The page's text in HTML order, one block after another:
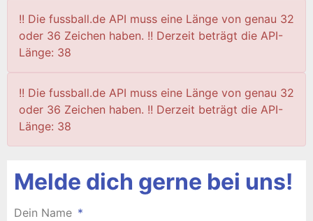
!! Die fussball.de API muss eine Länge von genau 32
oder 36 Zeichen haben. !! Derzeit beträgt die API-
Länge: 38
!! Die fussball.de API muss eine Länge von genau 32
oder 36 Zeichen haben. !! Derzeit beträgt die API-
Länge: 38
Melde dich gerne bei uns!
Dein Name